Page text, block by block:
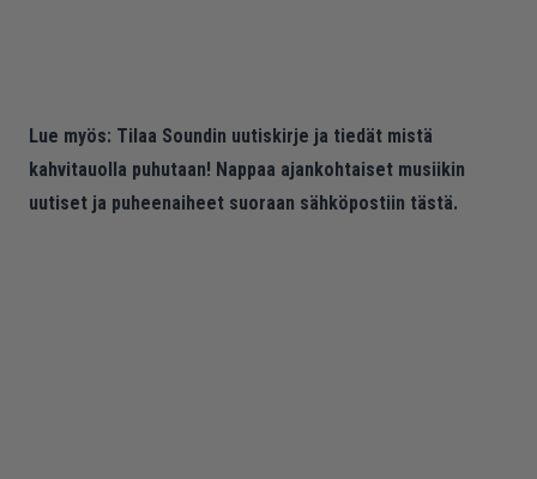
Lue myös: Tilaa Soundin uutiskirje ja tiedät mistä
kahvitauolla puhutaan! Nappaa ajankohtaiset musiikin
uutiset ja puheenaiheet suoraan sähköpostiin tästä.